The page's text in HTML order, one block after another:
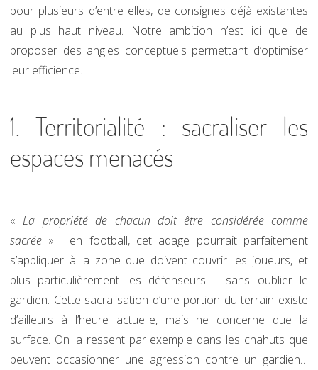
pour plusieurs d’entre elles, de consignes déjà existantes
au plus haut niveau. Notre ambition n’est ici que de
proposer des angles conceptuels permettant d’optimiser
leur efficience.
1. Territorialité : sacraliser les
espaces menacés
«La propriété de chacun doit être considérée comme
sacrée » : en football, cet adage pourrait parfaitement
s’appliquer à la zone que doivent couvrir les joueurs, et
plus particulièrement les défenseurs – sans oublier le
gardien. Cette sacralisation d’une portion du terrain existe
d’ailleurs à l’heure actuelle, mais ne concerne que la
surface. On la ressent par exemple dans les chahuts que
peuvent occasionner une agression contre un gardien…